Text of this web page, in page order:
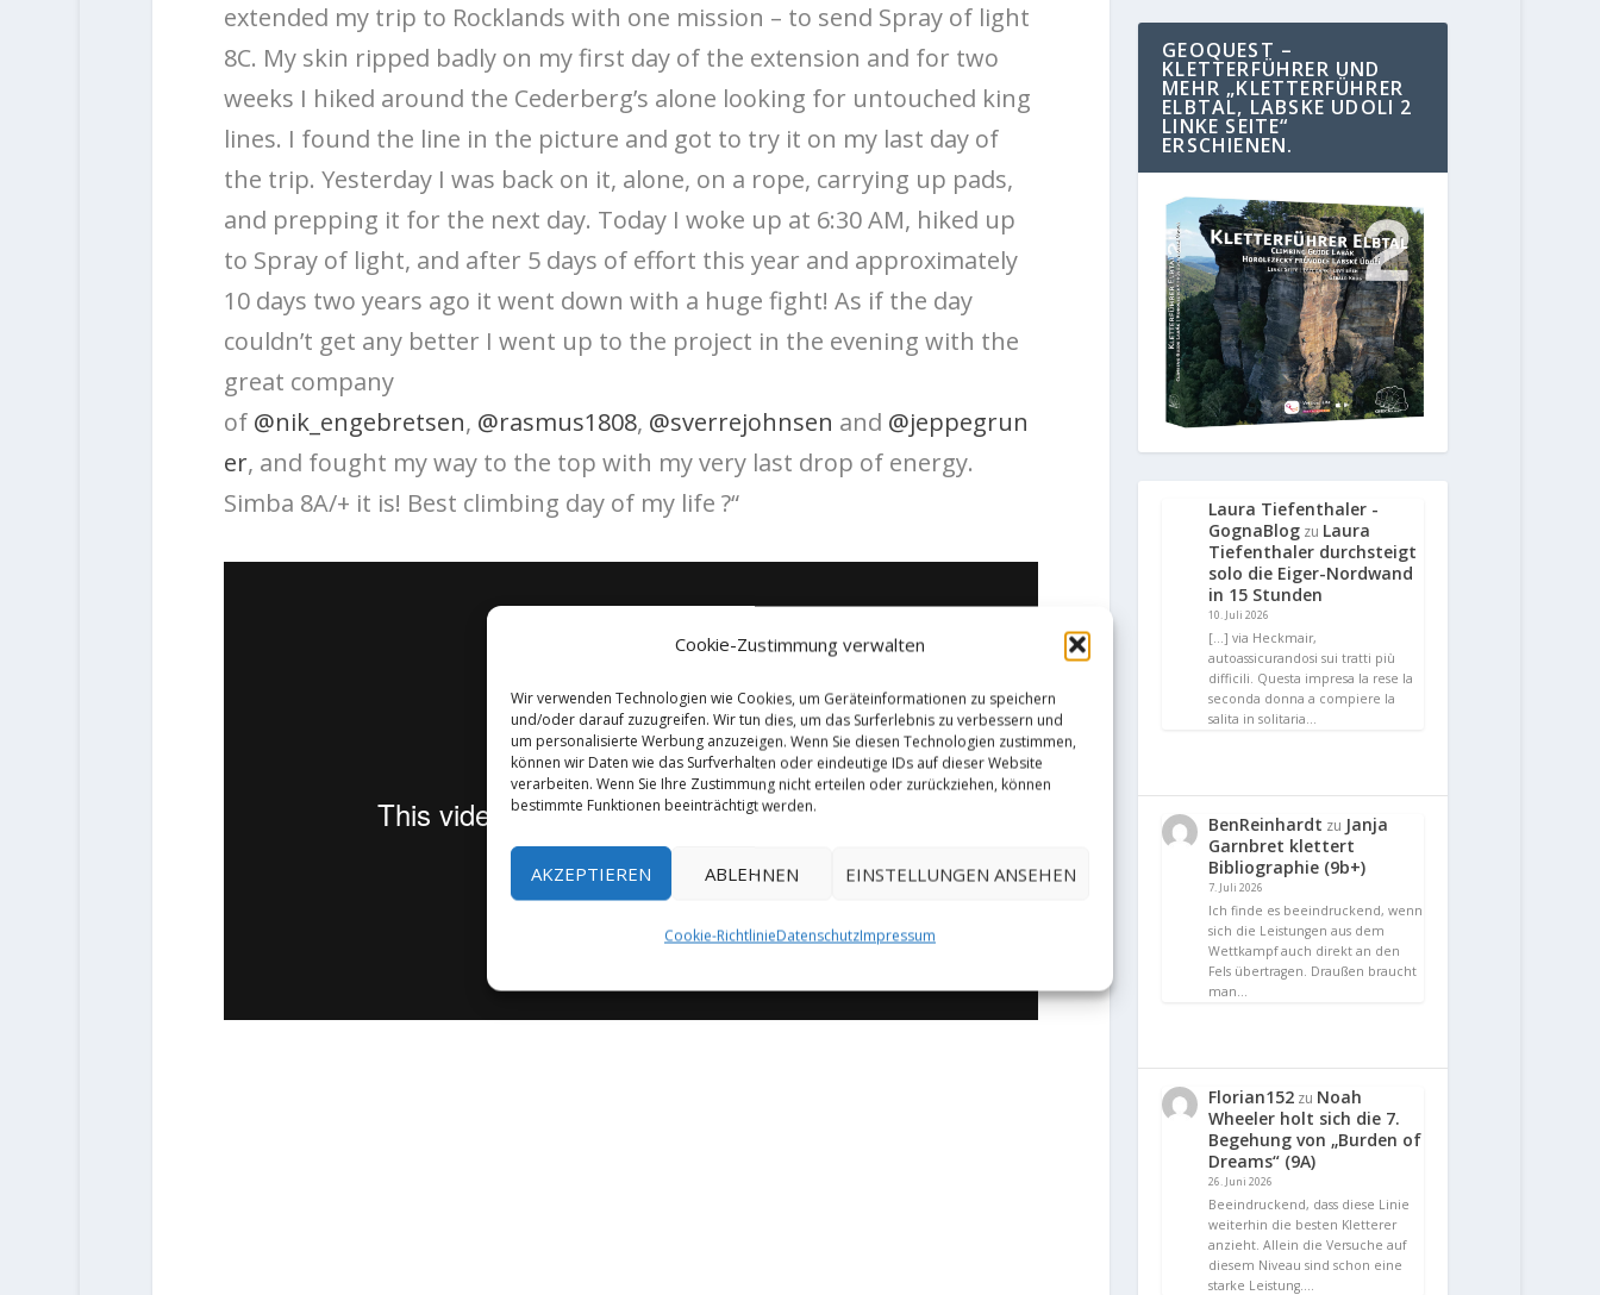
Cookie-Zustimmung verwalten
Wir verwenden Technologien wie Cookies, um Geräteinformationen zu speichern
und/oder darauf zuzugreifen. Wir tun dies, um das Surferlebnis zu verbessern und
um personalisierte Werbung anzuzeigen. Wenn Sie diesen Technologien zustimmen,
können wir Daten wie das Surfverhalten oder eindeutige IDs auf dieser Website
verarbeiten. Wenn Sie Ihre Zustimmung nicht erteilen oder zurückziehen, können
bestimmte Funktionen beeinträchtigt werden.
AKZEPTIEREN ABLEHNEN EINSTELLUNGEN ANSEHEN
Cookie-RichtlinieDatenschutzImpressum
extended my trip to Rocklands with one mission – to send Spray of light
8C. My skin ripped badly on my first day of the extension and for two
weeks I hiked around the Cederberg’s alone looking for untouched king
lines. I found the line in the picture and got to try it on my last day of
the trip. Yesterday I was back on it, alone, on a rope, carrying up pads,
and prepping it for the next day. Today I woke up at 6:30 AM, hiked up
to Spray of light, and after 5 days of effort this year and approximately
10 days two years ago it went down with a huge fight! As if the day
couldn’t get any better I went up to the project in the evening with the
great company
of @nik_engebretsen, @rasmus1808, @sverrejohnsen and @jeppegrun
er, and fought my way to the top with my very last drop of energy.
Simba 8A/+ it is! Best climbing day of my life ?“
GEOQUEST –
KLETTERFÜHRER UND
MEHR „KLETTERFÜHRER
ELBTAL, LABSKE UDOLI 2
LINKE SEITE“
ERSCHIENEN.
Laura Tiefenthaler -
GognaBlog zu Laura
Tiefenthaler durchsteigt
solo die Eiger-Nordwand
in 15 Stunden
10. Juli 2026
[…] via Heckmair,
autoassicurandosi sui tratti più
difficili. Questa impresa la rese la
seconda donna a compiere la
salita in solitaria…
BenReinhardt zu Janja
Garnbret klettert
Bibliographie (9b+)
7. Juli 2026
Ich finde es beeindruckend, wenn
sich die Leistungen aus dem
Wettkampf auch direkt an den
Fels übertragen. Draußen braucht
man…
Florian152 zu Noah
Wheeler holt sich die 7.
Begehung von „Burden of
Dreams“ (9A)
26. Juni 2026
Beeindruckend, dass diese Linie
weiterhin die besten Kletterer
anzieht. Allein die Versuche auf
diesem Niveau sind schon eine
starke Leistung.…